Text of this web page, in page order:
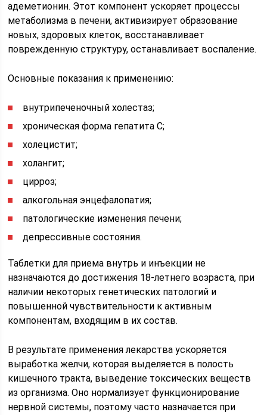
адеметионин. Этот компонент ускоряет процессы
метаболизма в печени, активизирует образование
новых, здоровых клеток, восстанавливает
поврежденную структуру, останавливает воспаление.
Основные показания к применению:
внутрипеченочный холестаз;
хроническая форма гепатита С;
холецистит;
холангит;
цирроз;
алкогольная энцефалопатия;
патологические изменения печени;
депрессивные состояния.
Таблетки для приема внутрь и инъекции не
назначаются до достижения 18-летнего возраста, при
наличии некоторых генетических патологий и
повышенной чувствительности к активным
компонентам, входящим в их состав.
В результате применения лекарства ускоряется
выработка желчи, которая выделяется в полость
кишечного тракта, выведение токсических веществ
из организма. Оно нормализует функционирование
нервной системы, поэтому часто назначается при